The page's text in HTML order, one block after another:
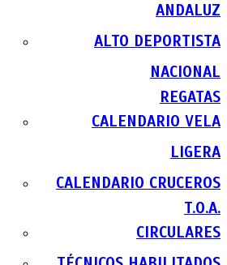
ANDALUZ
ALTO DEPORTISTA
NACIONAL
REGATAS
CALENDARIO VELA
LIGERA
CALENDARIO CRUCEROS
T.O.A.
CIRCULARES